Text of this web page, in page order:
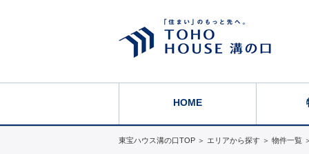
HOME
東宝ハウス溝の口TOP ＞ エリアから探す ＞ 物件一覧